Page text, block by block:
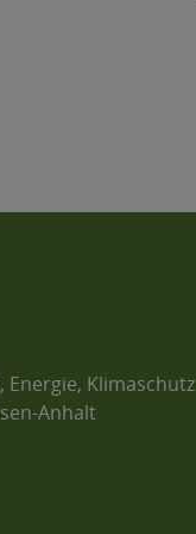
Klimaschutz
Anhalt